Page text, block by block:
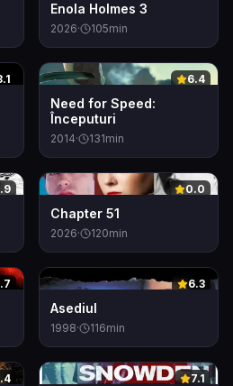
Enola Holmes 3
2026· 105min
0 6.4
Need for Speed:
Începuturi
2014· 131min
0 0.0
Chapter 51
2026· 120min
0 6.3
Asediul
1998· 116min
0 7.1